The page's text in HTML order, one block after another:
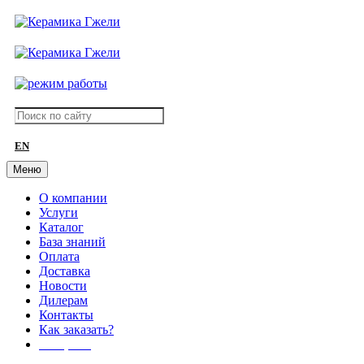
EN
Меню
О компании
Услуги
Каталог
База знаний
Оплата
Доставка
Новости
Дилерам
Контакты
Как заказать?